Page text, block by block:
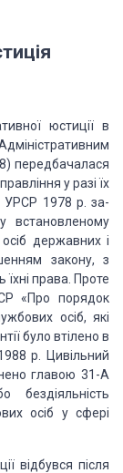
юстиції в
передбачалася
у разі їх
УРСР 1978 р. за­
встановленому
державних і
закону, з
права. Проте
«Про порядок
осіб, які
було втілено в
р.
Цивільний
главою 31-А
осіб у сфері
відбувся піс­ля